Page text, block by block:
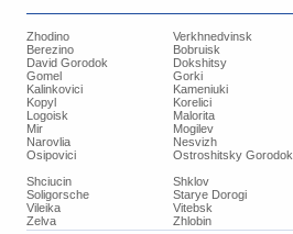
Zhodino Verkhnedvinsk
Berezino
Bobruisk
David Gorodok
Dokshitsy
Gomel
Gorki
Kalinkovici
Kameniuki
Kopyl
Korelici
Logoisk
Malorita
Mir
Mogilev
Narovlia
Nesvizh
Osipovici
Ostroshitsky Gorodok
Shciucin
Shklov
Soligorsche
Starye Dorogi
Vileika
Vitebsk
Zelva
Zhlobin